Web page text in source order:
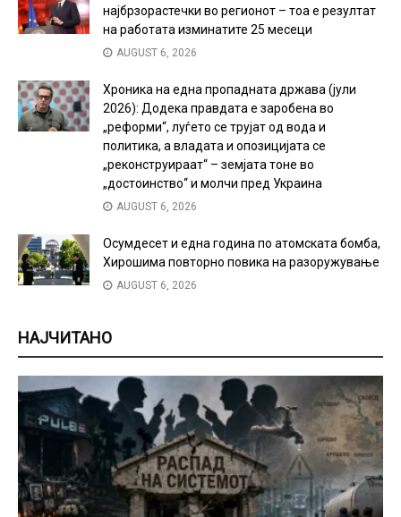
најбрзорастечки во регионот – тоа е резултат
на работата изминатите 25 месеци
AUGUST 6, 2026
Хроника на една пропадната држава (јули
2026): Додека правдата е заробена во
„реформи“, луѓето се трујат од вода и
политика, а владата и опозицијата се
„реконструираат“ – земјата тоне во
„достоинство“ и молчи пред Украина
AUGUST 6, 2026
Осумдесет и една година по атомската бомба,
Хирошима повторно повика на разоружување
AUGUST 6, 2026
НАЈЧИТАНО